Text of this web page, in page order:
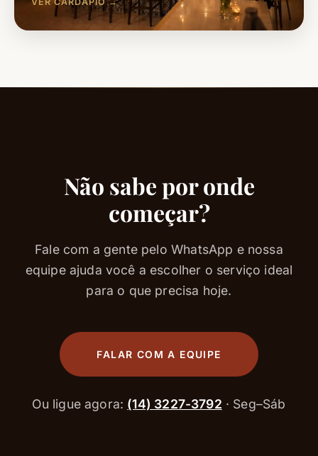
Não sabe por onde
começar?
Fale com a gente pelo WhatsApp e nossa
equipe ajuda você a escolher o serviço ideal
para o que precisa hoje.
FALAR COM A EQUIPE
Ou ligue agora: (14) 3227-3792 · Seg–Sáb